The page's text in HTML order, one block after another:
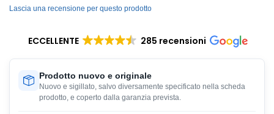
Lascia una recensione per questo prodotto
ECCELLENTE 285 recensioni
Prodotto nuovo e originale
Nuovo e sigillato, salvo diversamente specificato nella scheda
prodotto, e coperto dalla garanzia prevista.